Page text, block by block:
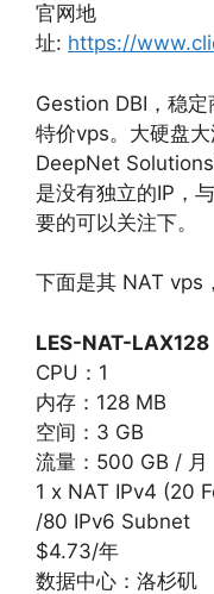
官网地
址: https://
Gestion DBI，稳定
特价vps。大硬盘大
DeepNet
是没有独立的IP，
要的可以关注下。
下面是其 NAT vps
LES-NAT-LAX128
CPU：1
内存：128 MB
空间：3 GB
流量：500 GB / 月
1 x NAT IPv4 (20
/80 IPv6 Subnet
$4.73/年
数据中心：洛杉矶